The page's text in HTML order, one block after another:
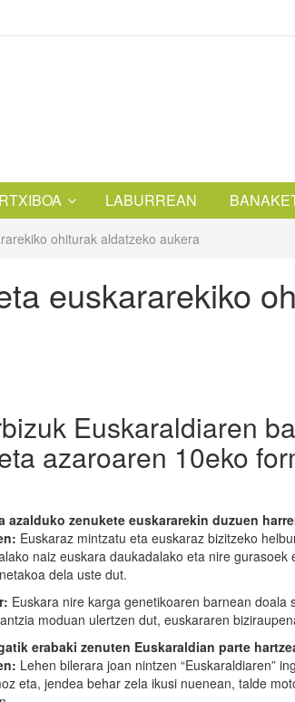
LABURREAN
ohiturak aldatzeko aukera
euskararekiko
Euskaraldiaren
azaroaren 10eko
azalduko zenukete euskararekin duzuen
Euskaraz mintzatu eta euskaraz bizitzeko
naiz euskara daukadalako eta nire gurasoek
dela uste dut.
Euskara nire karga genetikoaren barnean doala
moduan ulertzen dut, euskararen
erabaki zenuten Euskaraldian parte
Lehen bilerara joan nintzen “Euskaraldiaren”
eta, jendea behar zela ikusi nuenean, talde